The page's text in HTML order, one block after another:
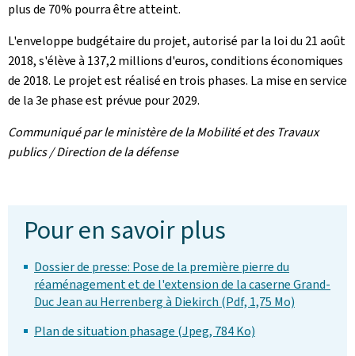
plus de 70% pourra être atteint.
L'enveloppe budgétaire du projet, autorisé par la loi du 21 août
2018, s'élève à 137,2 millions d'euros, conditions économiques
de 2018. Le projet est réalisé en trois phases. La mise en service
de la 3e phase est prévue pour 2029.
Communiqué par le ministère de la Mobilité et des Travaux
publics / Direction de la défense
Pour en savoir plus
Dossier de presse: Pose de la première pierre du
réaménagement et de l'extension de la caserne Grand-
Duc Jean au Herrenberg à Diekirch (Pdf, 1,75 Mo)
Plan de situation phasage (Jpeg, 784 Ko)